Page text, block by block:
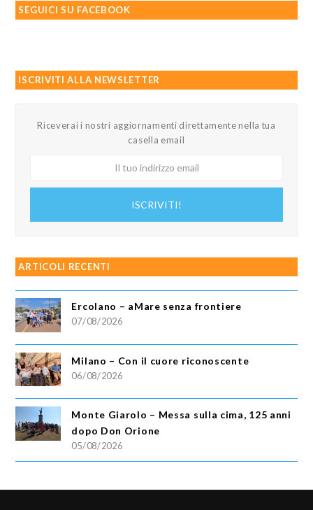
SEGUICI SU FACEBOOK
ISCRIVITI ALLA NEWSLETTER
Riceverai i nostri aggiornamenti direttamente nella tua
casella email
ISCRIVITI!
ARTICOLI RECENTI
Ercolano – aMare senza frontiere
07/08/2026
Milano – Con il cuore riconoscente
06/08/2026
Monte Giarolo – Messa sulla cima, 125 anni
dopo Don Orione
05/08/2026